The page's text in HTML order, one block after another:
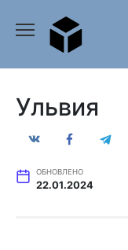
содержанию
Ульвия
ОБНОВЛЕНО
22.01.2024